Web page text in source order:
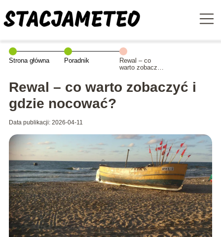
Strona główna Poradnik
Rewal – co
warto zobaczyć
nocować?
Rewal – co warto zobaczyć i
gdzie nocować?
Data publikacji: 2026-04-11